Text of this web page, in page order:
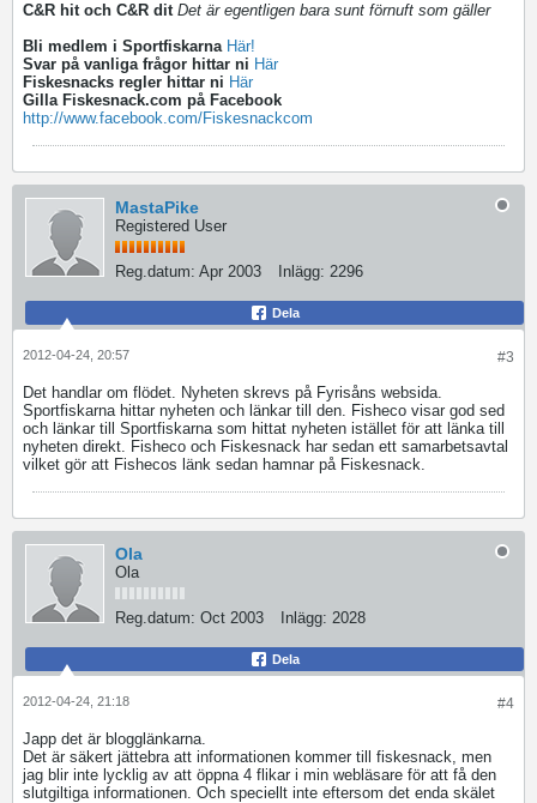
C&R hit och C&R dit Det är egentligen bara sunt förnuft som gäller
Bli medlem i Sportfiskarna Här!
Svar på vanliga frågor hittar ni Här
Fiskesnacks regler hittar ni Här
Gilla Fiskesnack.com på Facebook
http://www.facebook.com/Fiskesnackcom
MastaPike
Registered User
Reg.datum: Apr 2003 Inlägg: 2296
Dela
#3
2012-04-24, 20:57
Det handlar om flödet. Nyheten skrevs på Fyrisåns websida.
Sportfiskarna hittar nyheten och länkar till den. Fisheco visar god sed
och länkar till Sportfiskarna som hittat nyheten istället för att länka till
nyheten direkt. Fisheco och Fiskesnack har sedan ett samarbetsavtal
vilket gör att Fishecos länk sedan hamnar på Fiskesnack.
Ola
Ola
Reg.datum: Oct 2003 Inlägg: 2028
Dela
#4
2012-04-24, 21:18
Japp det är blogglänkarna.
Det är säkert jättebra att informationen kommer till fiskesnack, men
jag blir inte lycklig av att öppna 4 flikar i min webläsare för att få den
slutgiltiga informationen. Och speciellt inte eftersom det enda skälet